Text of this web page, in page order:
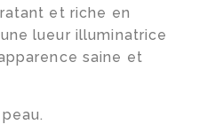
et riche en
lueur illuminatrice
saine et